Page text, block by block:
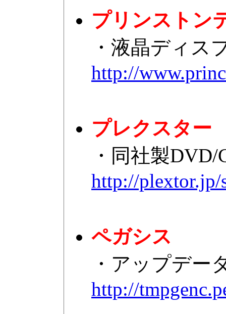
プリンストン
・液晶ディス
http://
プレクスター
・同社製
http://plextor.jp/
ペガシス
・アップデー
http://